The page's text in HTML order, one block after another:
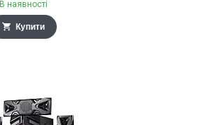
В наявності
Купити